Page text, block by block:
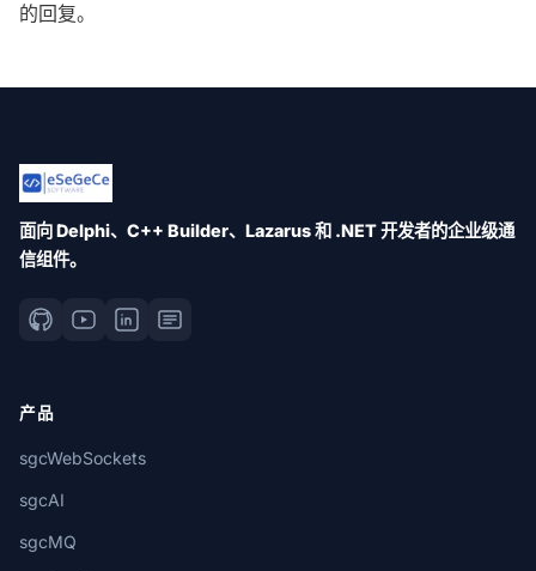
的回复。
面向 Delphi、C++ Builder、Lazarus 和 .NET 开发者的企业级通
信组件。
产品
sgcWebSockets
sgcAI
sgcMQ